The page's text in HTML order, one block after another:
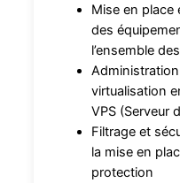
Mise en place
des
l’ensemble
virtualisation
VPS (Serveur
Filtrage et
la mise en
protection